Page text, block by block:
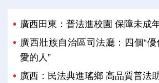
廣西田東：普法進校園 保障未成
廣西壯族自治區司法廳：四個“優
愛的人”
廣西：民法典進瑤鄉 高品質普法